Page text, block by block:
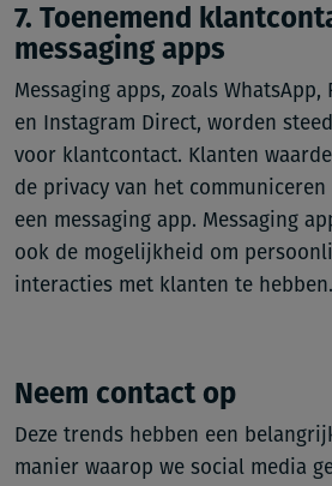
7. Toenemend
messaging apps
Messaging apps, zoals WhatsApp,
en Instagram Direct, worden
voor klantcontact. Klanten
de privacy van het
een messaging app. Messaging
ook de mogelijkheid om
interacties met klanten te hebben.
Neem contact op
Deze trends hebben een
manier waarop we social media